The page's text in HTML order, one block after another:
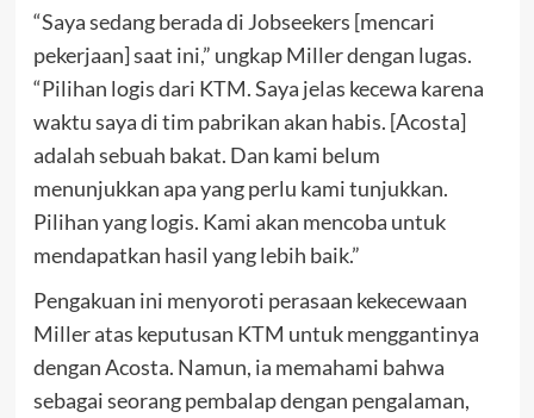
“Saya sedang berada di Jobseekers [mencari
pekerjaan] saat ini,” ungkap Miller dengan lugas.
“Pilihan logis dari KTM. Saya jelas kecewa karena
waktu saya di tim pabrikan akan habis. [Acosta]
adalah sebuah bakat. Dan kami belum
menunjukkan apa yang perlu kami tunjukkan.
Pilihan yang logis. Kami akan mencoba untuk
mendapatkan hasil yang lebih baik.”
Pengakuan ini menyoroti perasaan kekecewaan
Miller atas keputusan KTM untuk menggantinya
dengan Acosta. Namun, ia memahami bahwa
sebagai seorang pembalap dengan pengalaman,